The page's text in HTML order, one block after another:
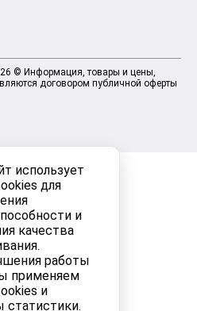
использует
для
и
качества
работы
применяем
и
статистики.
© Информация, товары и цены,
договором публичной оферты